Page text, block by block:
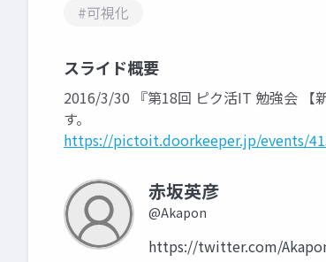
#可視化
スライド概要
2016/3/30 『第18回 ピク活IT 勉強会 【
す。
https://pictoit.doorkeeper.jp/events/
赤坂英彦
@Akapon
https://twitter.com/